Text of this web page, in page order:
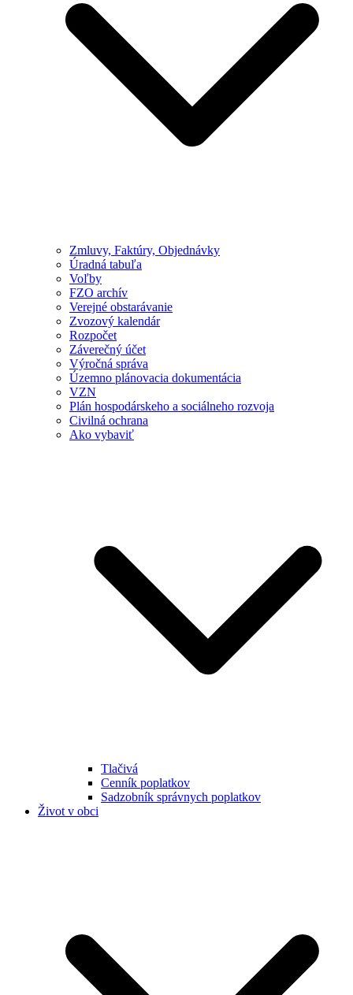
Zmluvy, Faktúry, Objednávky
Úradná tabuľa
Voľby
FZO archív
Verejné obstarávanie
Zvozový kalendár
Rozpočet
Záverečný účet
Výročná správa
Územno plánovacia dokumentácia
VZN
Plán hospodárskeho a sociálneho rozvoja
Civilná ochrana
Ako vybaviť
Tlačivá
Cenník poplatkov
Sadzobník správnych poplatkov
Život v obci